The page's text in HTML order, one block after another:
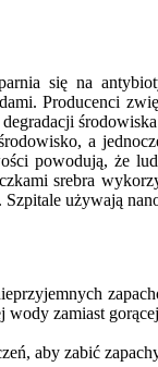
się na
Producenci
a
powodują, że
srebra
używają
zamiast
aby zabić